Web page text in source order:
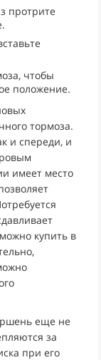
протрите
чтобы
положение.
тормоза.
и спереди, и
имеет место
купить в
еще не
за
при его